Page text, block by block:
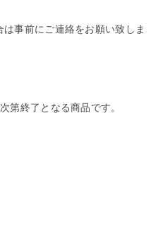
事前にご連絡をお願い致しま
第終了となる商品です。